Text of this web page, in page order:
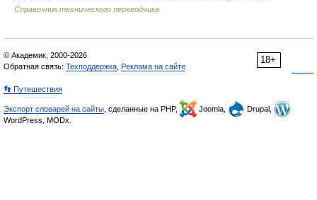
Справочник технического переводчика
18+
© Академик, 2000-2026
Обратная связь: Техподдержка Реклама на сайте
👣 Путешествия
Экспорт словарей на сайты , сделанные на PHP, Joomla,
Drupal,
WordPress, MODx.